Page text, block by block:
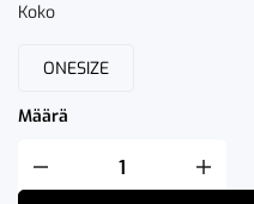
Koko
ONESIZE
Määrä
Fristads
Palosuojattu